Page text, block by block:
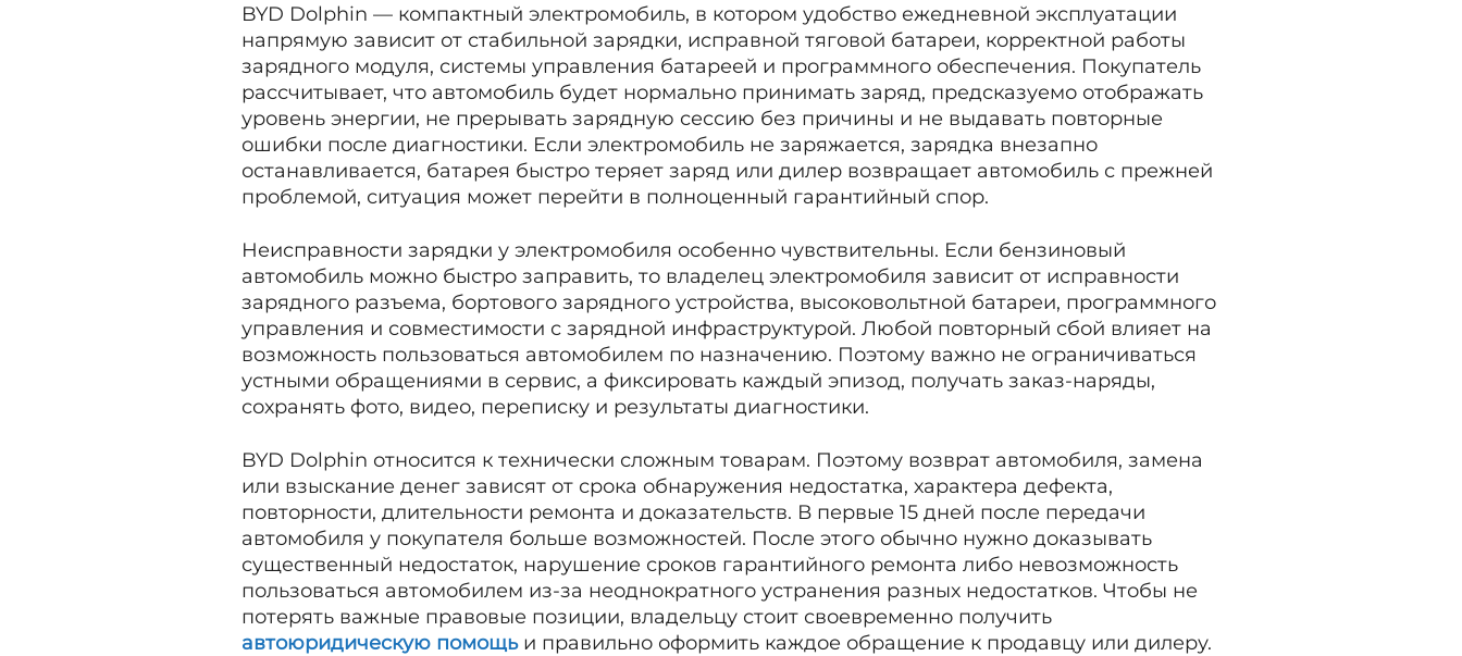
BYD Dolphin — компактный электромобиль, в котором удобство ежедневной эксплуатации
напрямую зависит от стабильной зарядки, исправной тяговой батареи, корректной работы
зарядного модуля, системы управления батареей и программного обеспечения. Покупатель
рассчитывает, что автомобиль будет нормально принимать заряд, предсказуемо отображать
уровень энергии, не прерывать зарядную сессию без причины и не выдавать повторные
ошибки после диагностики. Если электромобиль не заряжается, зарядка внезапно
останавливается, батарея быстро теряет заряд или дилер возвращает автомобиль с прежней
проблемой, ситуация может перейти в полноценный гарантийный спор.
Неисправности зарядки у электромобиля особенно чувствительны. Если бензиновый
автомобиль можно быстро заправить, то владелец электромобиля зависит от исправности
зарядного разъема, бортового зарядного устройства, высоковольтной батареи, программного
управления и совместимости с зарядной инфраструктурой. Любой повторный сбой влияет на
возможность пользоваться автомобилем по назначению. Поэтому важно не ограничиваться
устными обращениями в сервис, а фиксировать каждый эпизод, получать заказ-наряды,
сохранять фото, видео, переписку и результаты диагностики.
BYD Dolphin относится к технически сложным товарам. Поэтому возврат автомобиля, замена
или взыскание денег зависят от срока обнаружения недостатка, характера дефекта,
повторности, длительности ремонта и доказательств. В первые 15 дней после передачи
автомобиля у покупателя больше возможностей. После этого обычно нужно доказывать
существенный недостаток, нарушение сроков гарантийного ремонта либо невозможность
пользоваться автомобилем из-за неоднократного устранения разных недостатков. Чтобы не
потерять важные правовые позиции, владельцу стоит своевременно получить
автоюридическую помощьи правильно оформить каждое обращение к продавцу или дилеру.